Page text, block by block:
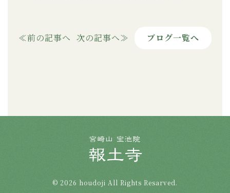
前の記事へ ブログ一覧へ
次の記事へ
© 2026 houdoji All Rights Resarved.